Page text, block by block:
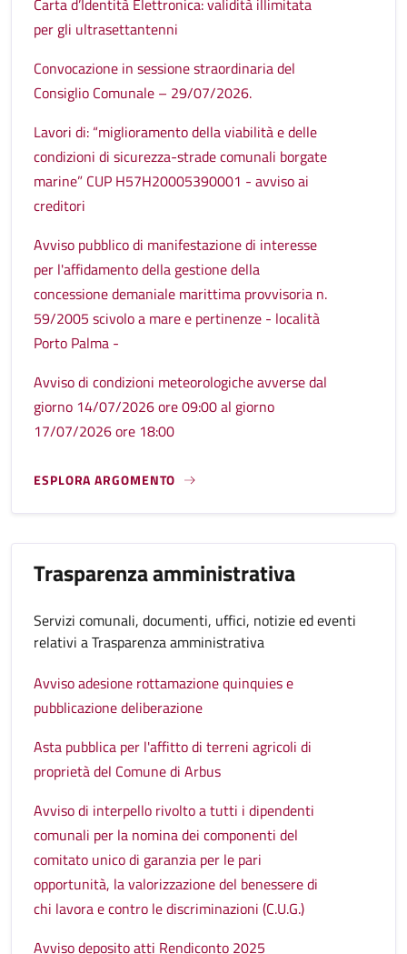
per gli ultrasettantenni
Convocazione in sessione straordinaria del
Consiglio Comunale – 29/07/2026.
Lavori di: “miglioramento della viabilità e delle
condizioni di sicurezza-strade comunali borgate
marine” CUP H57H20005390001 - avviso ai
creditori
Avviso pubblico di manifestazione di interesse
per l'affidamento della gestione della
concessione demaniale marittima provvisoria n.
59/2005 scivolo a mare e pertinenze - località
Porto Palma -
Avviso di condizioni meteorologiche avverse dal
giorno 14/07/2026 ore 09:00 al giorno
17/07/2026 ore 18:00
ESPLORA ARGOMENTO
Trasparenza amministrativa
Servizi comunali, documenti, uffici, notizie ed eventi
relativi a Trasparenza amministrativa
Avviso adesione rottamazione quinquies e
pubblicazione deliberazione
Asta pubblica per l'affitto di terreni agricoli di
proprietà del Comune di Arbus
Avviso di interpello rivolto a tutti i dipendenti
comunali per la nomina dei componenti del
comitato unico di garanzia per le pari
opportunità, la valorizzazione del benessere di
chi lavora e contro le discriminazioni (C.U.G.)
Avviso deposito atti Rendiconto 2025